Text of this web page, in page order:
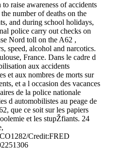
raise awareness of accidents
number of deaths on the
and during school holidays,
police carry out checks on
Nord toll on the A62 ,
speed, alcohol and narcotics.
France. Dans le cadre d
aux accidents
et aux nombres de morts sur
et a l occasion des vacances
de la police nationale
d automobilistes au peage de
que ce soit sur les papiers
et les stupŽfiants. 24
Credit:FRED